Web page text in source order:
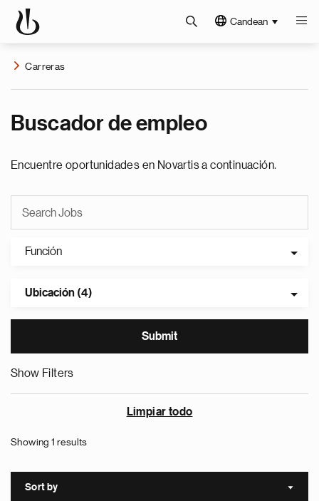
Candean
Carreras
Buscador de empleo
Encuentre oportunidades en Novartis a continuación.
Función
Ubicación (4)
Show Filters
Limpiar todo
Showing 1 results
Sort by Sort